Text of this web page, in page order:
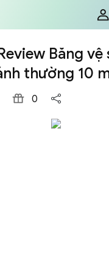
Băng vệ
thường 10
0